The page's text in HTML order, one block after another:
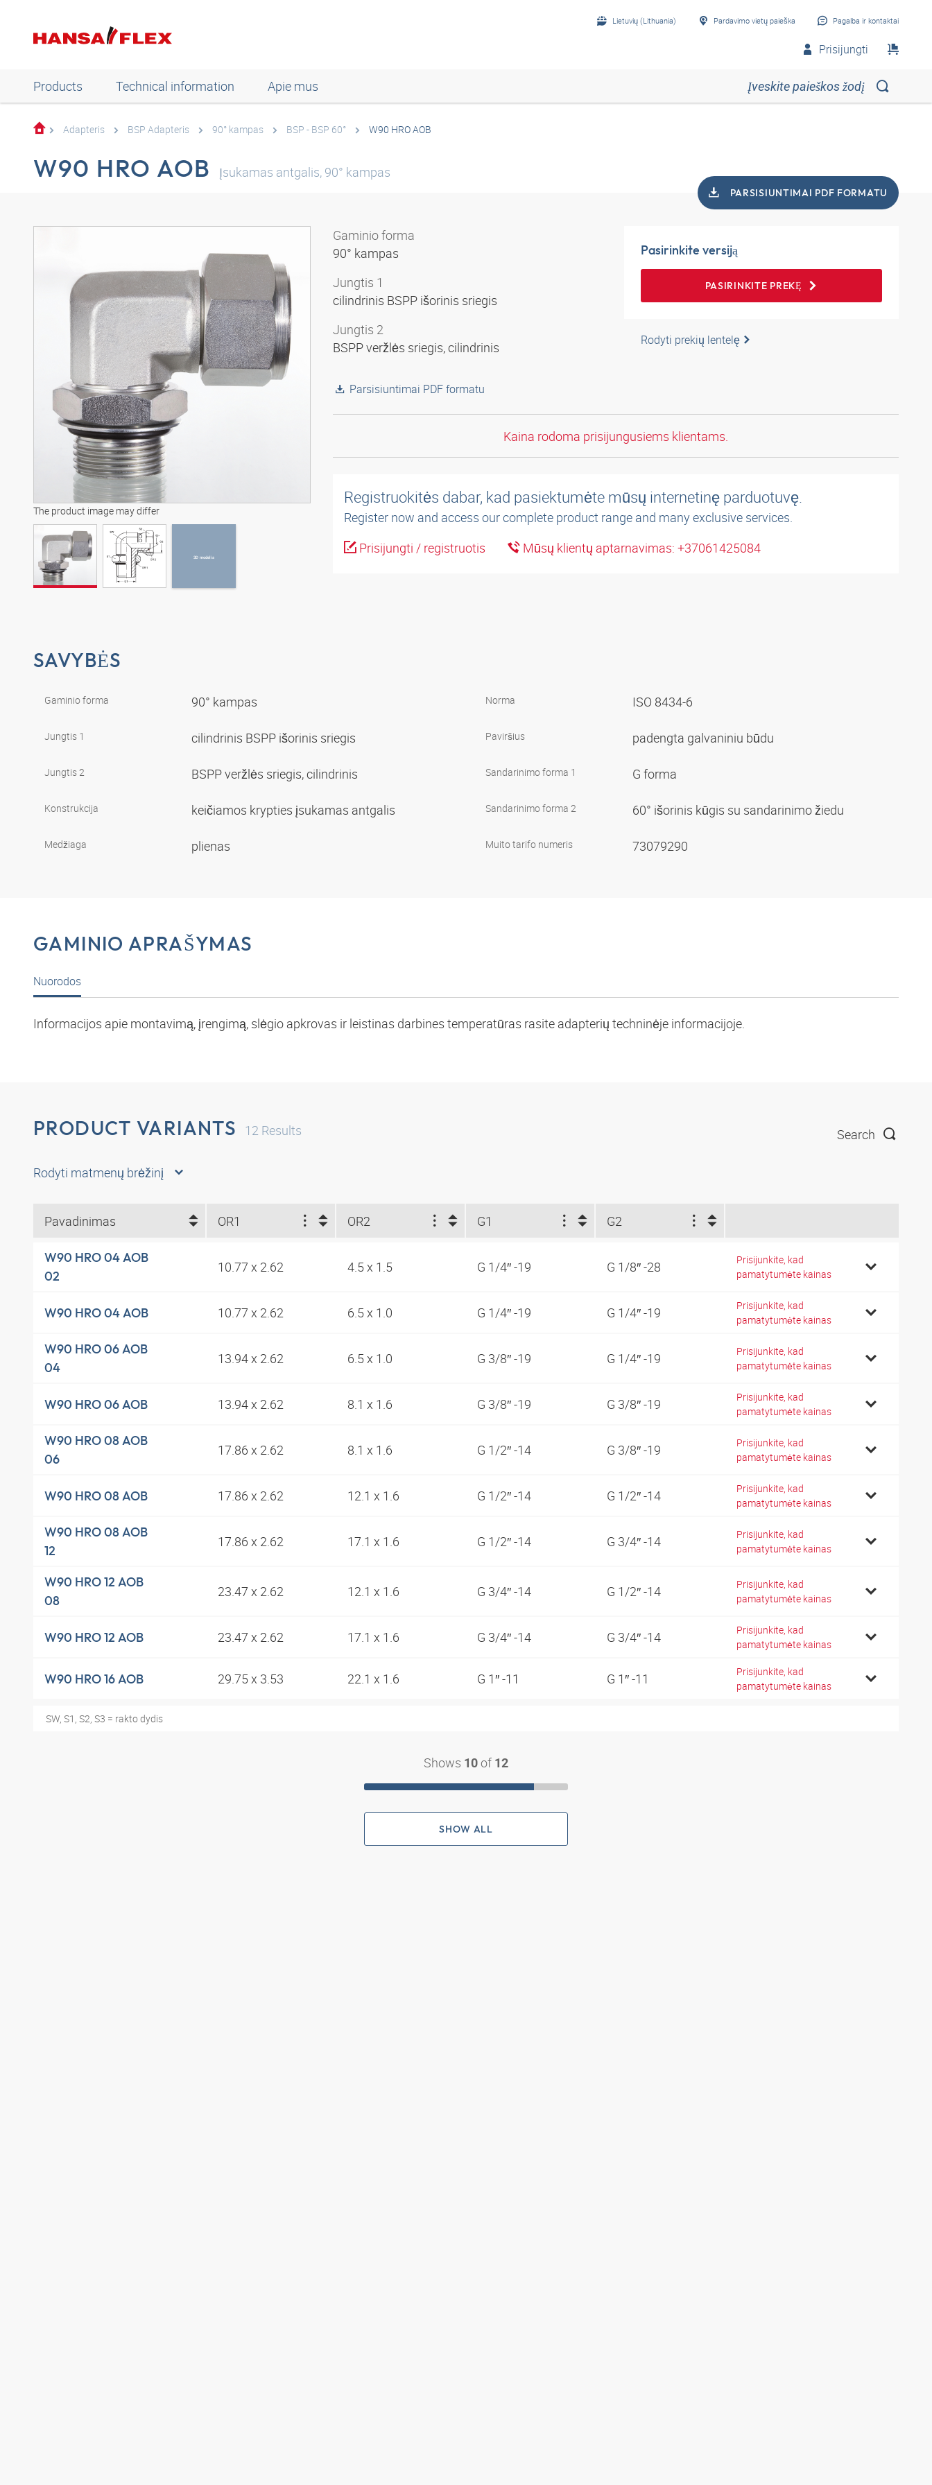
Lietuvių (Lithuania) Pardavimo vietų paieška Pagalba ir kontaktai
Prisijungti
Products Technical information Apie mus
Adapteris BSP Adapteris 90° kampas BSP - BSP 60° W90 HRO AOB
W90 HRO AOB Įsukamas antgalis, 90° kampas
PARSISIUNTIMAI PDF FORMATU
The product image may differ
3D modelis
Gaminio forma
90° kampas
Jungtis 1
cilindrinis BSPP išorinis sriegis
Jungtis 2
BSPP veržlės sriegis, cilindrinis
Parsisiuntimai PDF formatu
Pasirinkite versiją
PASIRINKITE PREKĘ
Rodyti prekių lentelę
Kaina rodoma prisijungusiems klientams.
Registruokitės dabar, kad pasiektumėte mūsų internetinę parduotuvę.
Register now and access our complete product range and many exclusive services.
Prisijungti / registruotis
Mūsų klientų aptarnavimas: +37061425084
SAVYBĖS
Gaminio forma 90° kampas
Jungtis 1 cilindrinis BSPP išorinis sriegis
Jungtis 2 BSPP veržlės sriegis, cilindrinis
Konstrukcija keičiamos krypties įsukamas antgalis
Medžiaga plienas
Norma ISO 8434-6
Paviršius padengta galvaniniu būdu
Sandarinimo forma 1 G forma
Sandarinimo forma 2 60° išorinis kūgis su sandarinimo žiedu
Muito tarifo numeris 73079290
GAMINIO APRAŠYMAS
Nuorodos
Informacijos apie montavimą, įrengimą, slėgio apkrovas ir leistinas darbines temperatūras rasite adapterių techninėje informacijoje.
PRODUCT VARIANTS 12 Results Search
Rodyti matmenų brėžinį
Pavadinimas OR1 OR2 G1 G2
W90 HRO 04 AOB
02
10.77 x 2.62 4.5 x 1.5 G 1/4″ -19 G 1/8″ -28
Prisijunkite, kad
pamatytumėte kainas
W90 HRO 04 AOB 10.77 x 2.62 6.5 x 1.0 G 1/4″ -19 G 1/4″ -19
Prisijunkite, kad
pamatytumėte kainas
W90 HRO 06 AOB
04
13.94 x 2.62 6.5 x 1.0 G 3/8″ -19 G 1/4″ -19
Prisijunkite, kad
pamatytumėte kainas
W90 HRO 06 AOB 13.94 x 2.62 8.1 x 1.6 G 3/8″ -19 G 3/8″ -19
Prisijunkite, kad
pamatytumėte kainas
W90 HRO 08 AOB
06
17.86 x 2.62 8.1 x 1.6 G 1/2″ -14 G 3/8″ -19
Prisijunkite, kad
pamatytumėte kainas
W90 HRO 08 AOB 17.86 x 2.62 12.1 x 1.6 G 1/2″ -14 G 1/2″ -14
Prisijunkite, kad
pamatytumėte kainas
W90 HRO 08 AOB
12
17.86 x 2.62 17.1 x 1.6 G 1/2″ -14 G 3/4″ -14
Prisijunkite, kad
pamatytumėte kainas
W90 HRO 12 AOB
08
23.47 x 2.62 12.1 x 1.6 G 3/4″ -14 G 1/2″ -14
Prisijunkite, kad
pamatytumėte kainas
W90 HRO 12 AOB 23.47 x 2.62 17.1 x 1.6 G 3/4″ -14 G 3/4″ -14
Prisijunkite, kad
pamatytumėte kainas
W90 HRO 16 AOB 29.75 x 3.53 22.1 x 1.6 G 1″ -11 G 1″ -11
Prisijunkite, kad
pamatytumėte kainas
SW, S1, S2, S3 = rakto dydis
Shows 10 of 12
SHOW ALL